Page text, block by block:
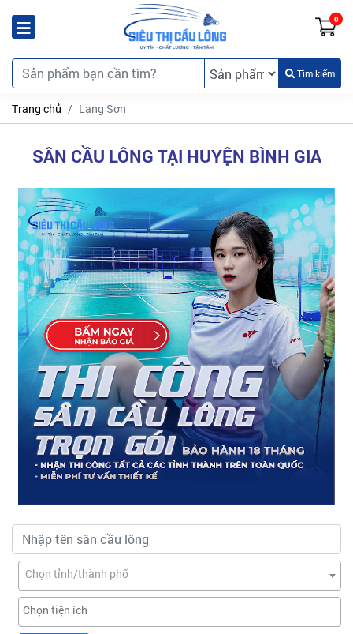
0
Tìm kiếm
Trang chủ Lạng Sơn
SÂN CẦU LÔNG TẠI HUYỆN BÌNH GIA
Chọn tỉnh/thành phố